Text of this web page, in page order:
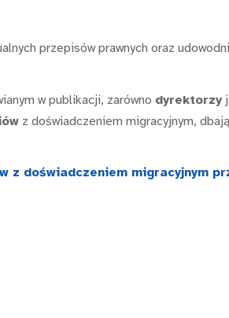
przepisów prawnych oraz
w publikacji, zarówno dyrektorzy
z doświadczeniem migracyjnym,
doświadczeniem migracyjnym